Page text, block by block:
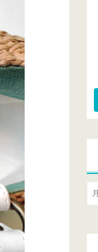
ア
ー
イ